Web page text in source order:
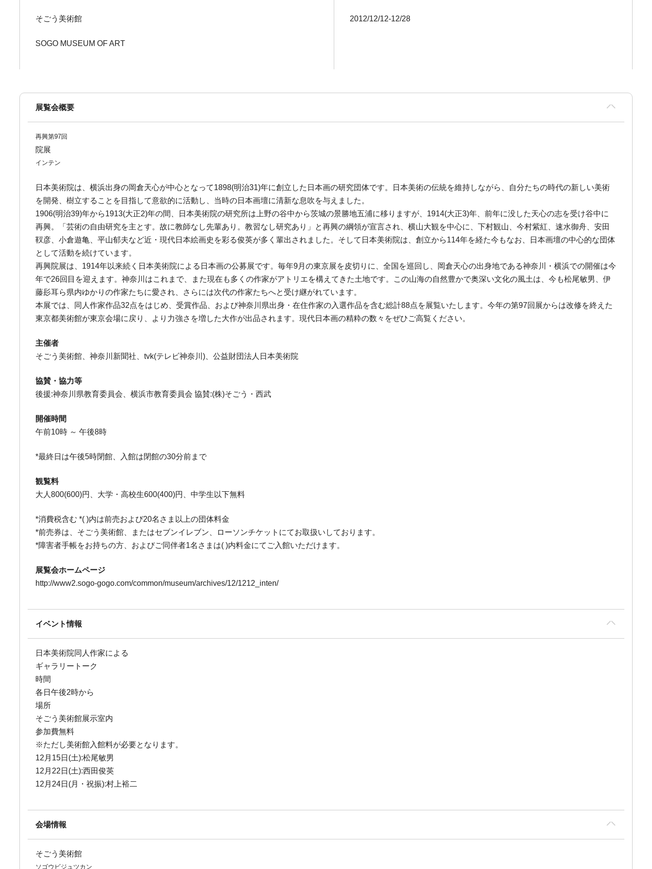
そごう美術館
SOGO MUSEUM OF ART
2012/12/12-12/28
展覧会概要
再興第97回
院展
インテン
日本美術院は、横浜出身の岡倉天心が中心となって1898(明治31)年に創立した日本画の研究団体です。日本美術の伝統を維持しながら、自分たちの時代の新しい美術
を開発、樹立することを目指して意欲的に活動し、当時の日本画壇に清新な息吹を与えました。
1906(明治39)年から1913(大正2)年の間、日本美術院の研究所は上野の谷中から茨城の景勝地五浦に移りますが、1914(大正3)年、前年に没した天心の志を受け谷中に
再興。「芸術の自由研究を主とす。故に教師なし先輩あり。教習なし研究あり」と再興の綱領が宣言され、横山大観を中心に、下村観山、今村紫紅、速水御舟、安田
靫彦、小倉遊亀、平山郁夫など近・現代日本絵画史を彩る俊英が多く輩出されました。そして日本美術院は、創立から114年を経た今もなお、日本画壇の中心的な団体
として活動を続けています。
再興院展は、1914年以来続く日本美術院による日本画の公募展です。毎年9月の東京展を皮切りに、全国を巡回し、岡倉天心の出身地である神奈川・横浜での開催は今
年で26回目を迎えます。神奈川はこれまで、また現在も多くの作家がアトリエを構えてきた土地です。この山海の自然豊かで奥深い文化の風土は、今も松尾敏男、伊
藤髟耳ら県内ゆかりの作家たちに愛され、さらには次代の作家たちへと受け継がれています。
本展では、同人作家作品32点をはじめ、受賞作品、および神奈川県出身・在住作家の入選作品を含む総計88点を展覧いたします。今年の第97回展からは改修を終えた
東京都美術館が東京会場に戻り、より力強さを増した大作が出品されます。現代日本画の精粋の数々をぜひご高覧ください。
主催者
そごう美術館、神奈川新聞社、tvk(テレビ神奈川)、公益財団法人日本美術院
協賛・協力等
後援:神奈川県教育委員会、横浜市教育委員会 協賛:(株)そごう・西武
開催時間
午前10時 ～ 午後8時
*最終日は午後5時閉館、入館は閉館の30分前まで
観覧料
大人800(600)円、大学・高校生600(400)円、中学生以下無料
*消費税含む *( )内は前売および20名さま以上の団体料金
*前売券は、そごう美術館、またはセブンイレブン、ローソンチケットにてお取扱いしております。
*障害者手帳をお持ちの方、およびご同伴者1名さまは( )内料金にてご入館いただけます。
展覧会ホームページ
http://www2.sogo-gogo.com/common/museum/archives/12/1212_inten/
イベント情報
日本美術院同人作家による
ギャラリートーク
時間
各日午後2時から
場所
そごう美術館展示室内
参加費無料
※ただし美術館入館料が必要となります。
12月15日(土):松尾敏男
12月22日(土):西田俊英
12月24日(月・祝振):村上裕二
会場情報
そごう美術館
ソゴウビジュツカン